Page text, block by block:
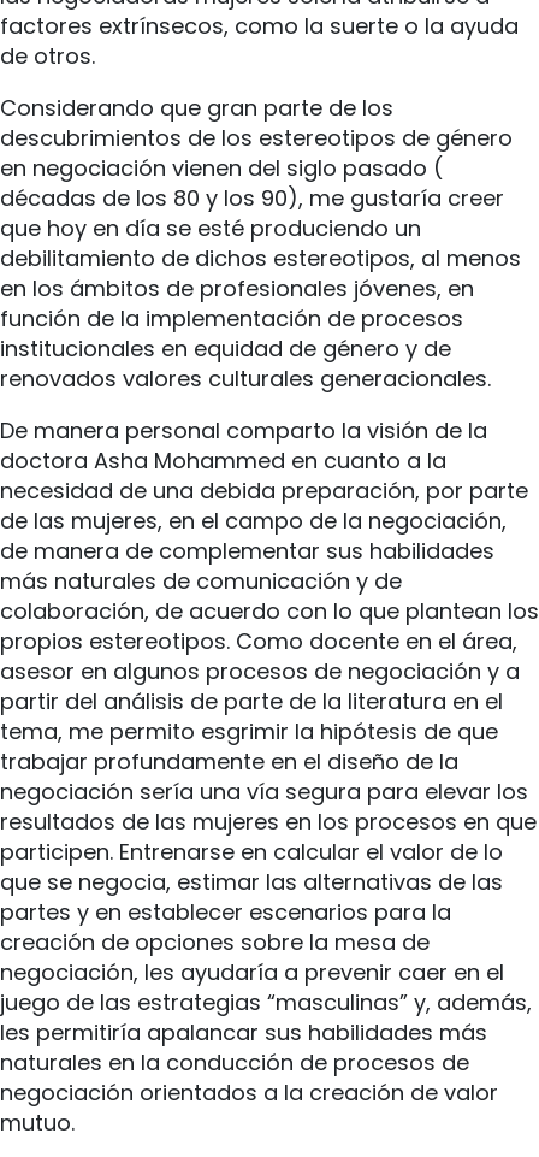
factores extrínsecos, como la suerte o la ayuda
de otros.
Considerando que gran parte de los
descubrimientos de los estereotipos de género
en negociación vienen del siglo pasado (
décadas de los 80 y los 90), me gustaría creer
que hoy en día se esté produciendo un
debilitamiento de dichos estereotipos, al menos
en los ámbitos de profesionales jóvenes, en
función de la implementación de procesos
institucionales en equidad de género y de
renovados valores culturales generacionales.
De manera personal comparto la visión de la
doctora Asha Mohammed en cuanto a la
necesidad de una debida preparación, por parte
de las mujeres, en el campo de la negociación,
de manera de complementar sus habilidades
más naturales de comunicación y de
colaboración, de acuerdo con lo que plantean los
propios estereotipos. Como docente en el área,
asesor en algunos procesos de negociación y a
partir del análisis de parte de la literatura en el
tema, me permito esgrimir la hipótesis de que
trabajar profundamente en el diseño de la
negociación sería una vía segura para elevar los
resultados de las mujeres en los procesos en que
participen. Entrenarse en calcular el valor de lo
que se negocia, estimar las alternativas de las
partes y en establecer escenarios para la
creación de opciones sobre la mesa de
negociación, les ayudaría a prevenir caer en el
juego de las estrategias “masculinas” y, además,
les permitiría apalancar sus habilidades más
naturales en la conducción de procesos de
negociación orientados a la creación de valor
mutuo.